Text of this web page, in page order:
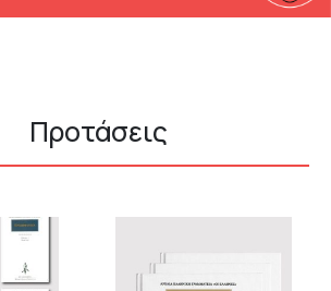
Προτάσεις